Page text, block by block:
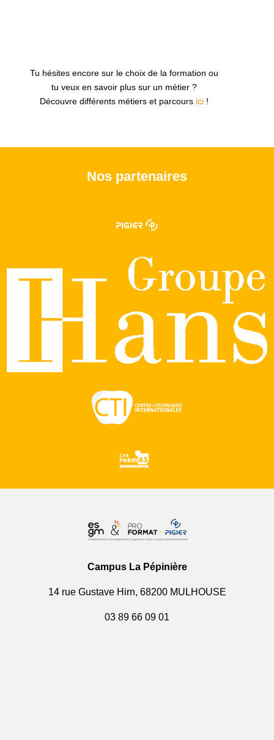
Tu hésites encore sur le choix de la formation ou
tu veux en savoir plus sur un métier ?
Découvre différents métiers et parcours ici!
Nos partenaires
Campus La Pépinière
14 rue Gustave Hirn, 68200 MULHOUSE
03 89 66 09 01